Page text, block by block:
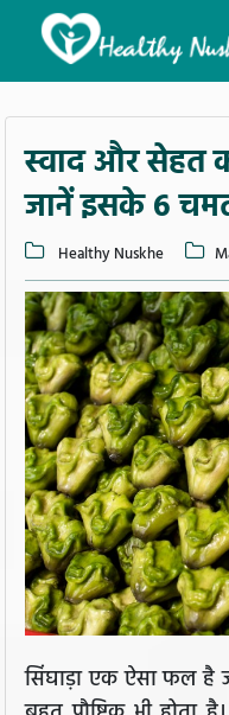
स्वाद और सेहत
जानें इसके 6
Healthy Nuskhe
सिंघाड़ा एक ऐसा फल है